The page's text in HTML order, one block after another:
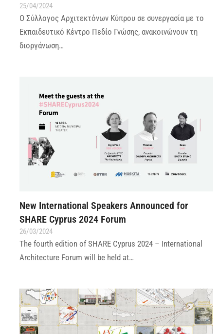
25/04/2024
Ο Σύλλογος Αρχιτεκτόνων Κύπρου σε συνεργασία με το
Εκπαιδευτικό Κέντρο Πεδίο Γνώσης, ανακοινώνουν τη
διοργάνωση…
New International Speakers Announced for
SHARE Cyprus 2024 Forum
26/03/2024
The fourth edition of SHARE Cyprus 2024 – International
Architecture Forum will be held at…